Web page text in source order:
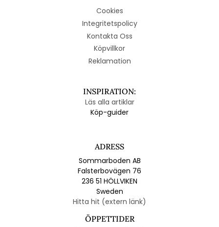
Cookies
Integritetspolicy
Kontakta Oss
Köpvillkor
Reklamation
INSPIRATION:
Läs alla artiklar
Köp-guider
ADRESS
Sommarboden AB
Falsterbovägen 76
236 51 HÖLLVIKEN
Sweden
Hitta hit (extern länk)
ÖPPETTIDER